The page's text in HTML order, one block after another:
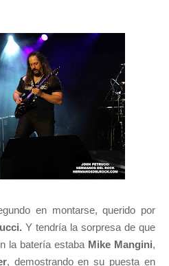
en montarse, querido por
Y tendría la sorpresa de que
la batería estaba Mike Mangini,
, demostrando en su puesta en